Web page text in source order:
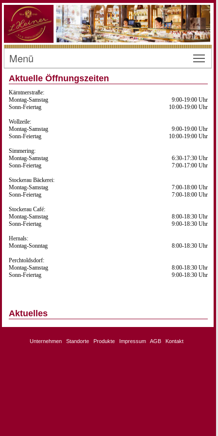
Menü
Aktuelle Öffnungszeiten
Kärntnerstraße:
Montag-Samstag
Sonn-Feiertag
9:00-19:00 Uhr
10:00-19:00 Uhr
Wollzeile:
Montag-Samstag
Sonn-Feiertag
9:00-19:00 Uhr
10:00-19:00 Uhr
Simmering:
Montag-Samstag
Sonn-Feiertag
6:30-17:30 Uhr
7:00-17:00 Uhr
Stockerau Bäckerei:
Montag-Samstag
7:00-18:00 Uhr
Sonn-Feiertag
7:00-18:00 Uhr
Stockerau Café:
Montag-Samstag
Sonn-Feiertag
8:00-18:30 Uhr
9:00-18:30 Uhr
Hernals:
Montag-Sonntag
8:00-18:30 Uhr
Perchtoldsdorf:
Montag-Samstag
Sonn-Feiertag
8:00-18:30 Uhr
9:00-18:30 Uhr
Aktuelles
Unternehmen Standorte Produkte Impressum AGB Kontakt